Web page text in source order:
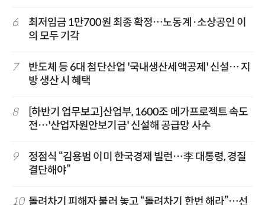
6
최저임금 1만700원 최종 확정…노동계·소상공인 이
의 모두 기각
7
반도체 등 6대 첨단산업 '국내생산세액공제' 신설… 지
방 생산 시 혜택
8
[하반기 업무보고]산업부, 1600조 메가프로젝트 속도
전…'산업자원안보기금' 신설해 공급망 사수
9
정점식 “김용범 이미 한국경제 빌런…李 대통령, 경질
결단해야”
10 돌려차기 피해자 불러 놓고 “돌려차기 한번 해라”…선